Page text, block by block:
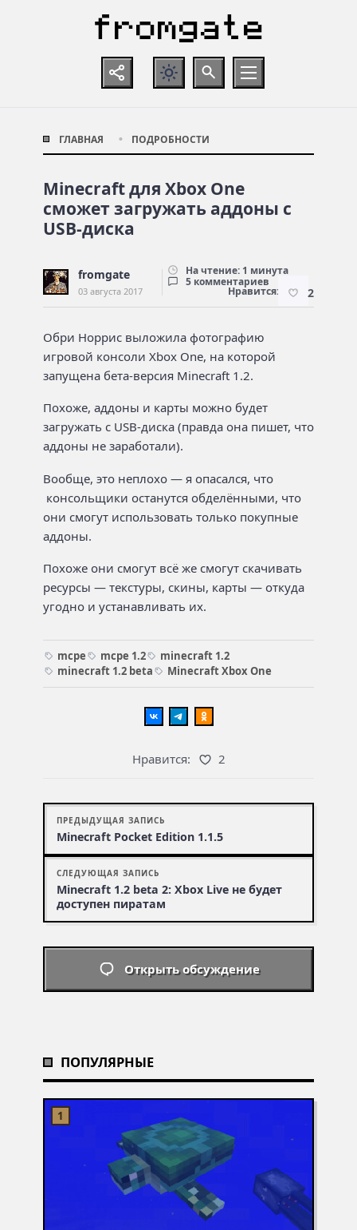
ГЛАВНАЯ ПОДРОБНОСТИ
Minecraft для Xbox One
сможет загружать аддоны с
USB-диска
fromgate
03 августа 2017
На чтение: 1 минута
5 комментариев
Нравится: 2
Обри Норрис выложила фотографию
игровой консоли Xbox One, на которой
запущена бета-версия Minecraft 1.2.
Похоже, аддоны и карты можно будет
загружать с USB-диска (правда она пишет, что
аддоны не заработали).
Вообще, это неплохо — я опасался, что
консольщики останутся обделёнными, что
они смогут использовать только покупные
аддоны.
Похоже они смогут всё же смогут скачивать
ресурсы — текстуры, скины, карты — откуда
угодно и устанавливать их.
mcpe mcpe 1.2
minecraft 1.2
minecraft 1.2 beta
Minecraft Xbox One
Нравится: 2
ПРЕДЫДУЩАЯ ЗАПИСЬ
Minecraft Pocket Edition 1.1.5
СЛЕДУЮЩАЯ ЗАПИСЬ
Minecraft 1.2 beta 2: Xbox Live не будет
доступен пиратам
Открыть обсуждение
ПОПУЛЯРНЫЕ